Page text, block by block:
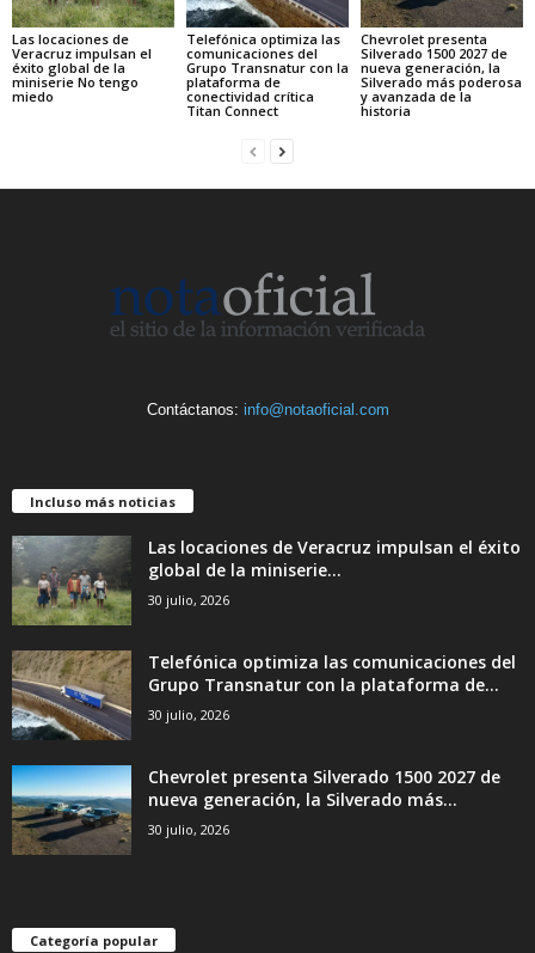
Las locaciones de
Veracruz impulsan el
éxito global de la
miniserie No tengo
miedo
Telefónica optimiza las
comunicaciones del
Grupo Transnatur con la
plataforma de
conectividad crítica
Titan Connect
Chevrolet presenta
Silverado 1500 2027 de
nueva generación, la
Silverado más poderosa
y avanzada de la
historia
Contáctanos: info@notaoficial.com
Incluso más noticias
Las locaciones de Veracruz impulsan el éxito
global de la miniserie...
30 julio, 2026
Telefónica optimiza las comunicaciones del
Grupo Transnatur con la plataforma de...
30 julio, 2026
Chevrolet presenta Silverado 1500 2027 de
nueva generación, la Silverado más...
30 julio, 2026
Categoría popular